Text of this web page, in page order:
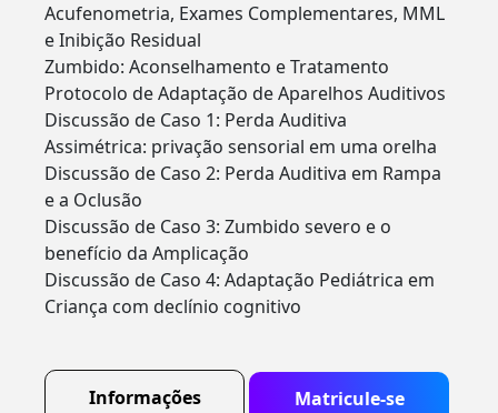
Acufenometria, Exames Complementares, MML
e Inibição Residual
Zumbido: Aconselhamento e Tratamento
Protocolo de Adaptação de Aparelhos Auditivos
Discussão de Caso 1: Perda Auditiva
Assimétrica: privação sensorial em uma orelha
Discussão de Caso 2: Perda Auditiva em Rampa
e a Oclusão
Discussão de Caso 3: Zumbido severo e o
benefício da Amplicação
Discussão de Caso 4: Adaptação Pediátrica em
Criança com declínio cognitivo
Informações Matricule-se